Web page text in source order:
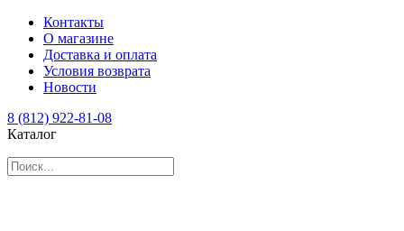
Контакты
О магазине
Доставка и оплата
Условия возврата
Новости
8 (812) 922-81-08
Каталог